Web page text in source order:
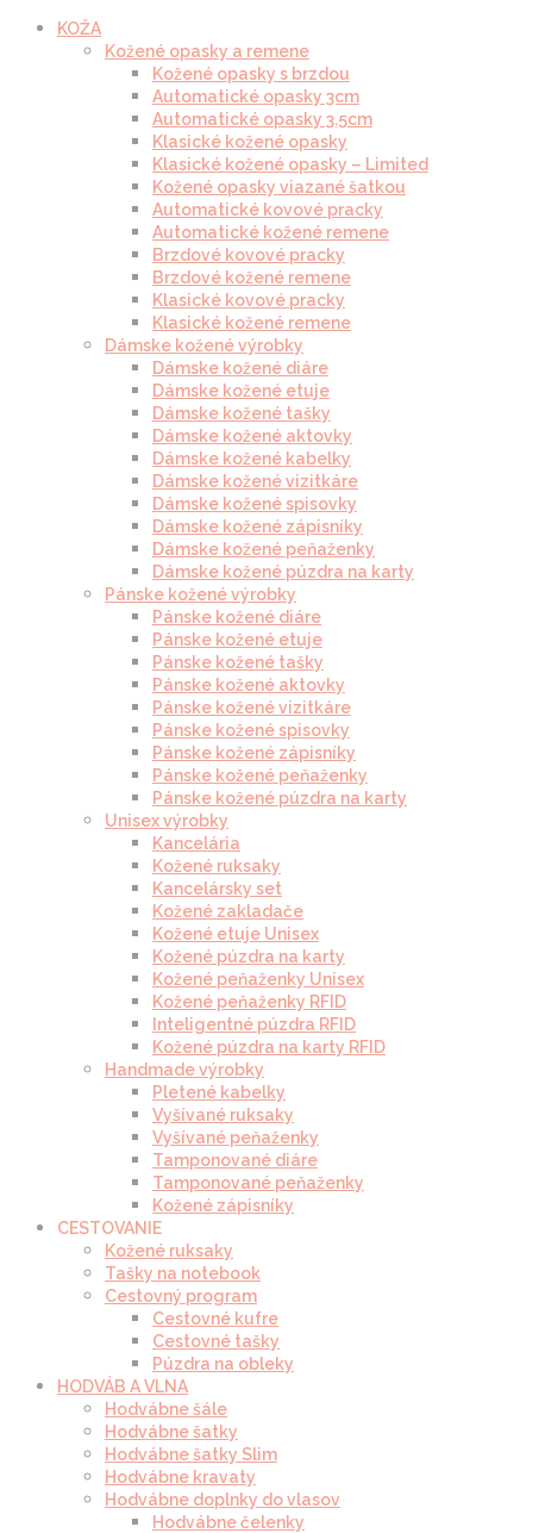
KOŽA
Kožené opasky a remene
Kožené opasky s brzdou
Automatické opasky 3cm
Automatické opasky 3.5cm
Klasické kožené opasky
Klasické kožené opasky – Limited
Kožené opasky viazané šatkou
Automatické kovové pracky
Automatické kožené remene
Brzdové kovové pracky
Brzdové kožené remene
Klasické kovové pracky
Klasické kožené remene
Dámske kožené výrobky
Dámske kožené diáre
Dámske kožené etuje
Dámske kožené tašky
Dámske kožené aktovky
Dámske kožené kabelky
Dámske kožené vizitkáre
Dámske kožené spisovky
Dámske kožené zápisníky
Dámske kožené peňaženky
Dámske kožené púzdra na karty
Pánske kožené výrobky
Pánske kožené diáre
Pánske kožené etuje
Pánske kožené tašky
Pánske kožené aktovky
Pánske kožené vizitkáre
Pánske kožené spisovky
Pánske kožené zápisníky
Pánske kožené peňaženky
Pánske kožené púzdra na karty
Unisex výrobky
Kancelária
Kožené ruksaky
Kancelársky set
Kožené zakladače
Kožené etuje Unisex
Kožené púzdra na karty
Kožené peňaženky Unisex
Kožené peňaženky RFID
Inteligentné púzdra RFID
Kožené púzdra na karty RFID
Handmade výrobky
Pletené kabelky
Vyšívané ruksaky
Vyšívané peňaženky
Tamponované diáre
Tamponované peňaženky
Kožené zápisníky
CESTOVANIE
Kožené ruksaky
Tašky na notebook
Cestovný program
Cestovné kufre
Cestovné tašky
Púzdra na obleky
HODVÁB A VLNA
Hodvábne šále
Hodvábne šatky
Hodvábne šatky Slim
Hodvábne kravaty
Hodvábne doplnky do vlasov
Hodvábne čelenky